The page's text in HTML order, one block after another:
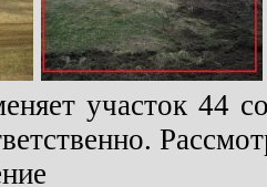
участок 44